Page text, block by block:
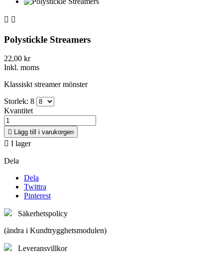
 
Polystickle Streamers
22,00 kr
Inkl. moms
Klassiskt streamer mönster
Storlek: 8
Kvantitet
 Lägg till i varukorgen
 I lager
Dela
Dela
Twittra
Pinterest
Säkerhetspolicy
(ändra i Kundtrygghetsmodulen)
Leveransvillkor